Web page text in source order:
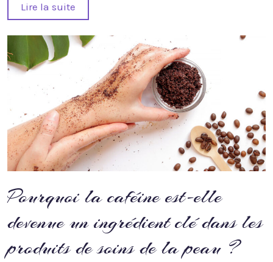
Lire la suite
Pourquoi la caféine est-elle
devenue un ingrédient clé dans les
produits de soins de la peau ?